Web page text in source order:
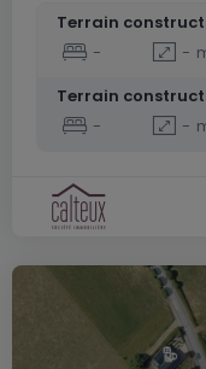
Terrain
-
-
Terrain
-
-